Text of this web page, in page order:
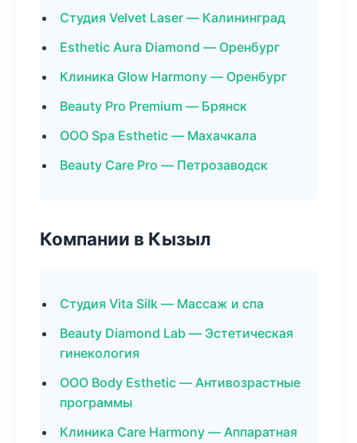
Студия Velvet Laser — Калининград
Esthetic Aura Diamond — Оренбург
Клиника Glow Harmony — Оренбург
Beauty Pro Premium — Брянск
ООО Spa Esthetic — Махачкала
Beauty Care Pro — Петрозаводск
Компании в Кызыл
Студия Vita Silk — Массаж и спа
Beauty Diamond Lab — Эстетическая
гинекология
ООО Body Esthetic — Антивозрастные
программы
Клиника Care Harmony — Аппаратная